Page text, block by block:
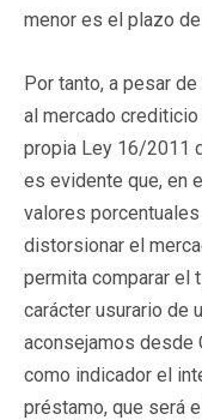
menor es el plazo
Por tanto, a pesar
al mercado crediticio
propia Ley 16/2011
es evidente que, en
valores
distorsionar el
permita comparar el
carácter usurario de
aconsejamos desde
como indicador el
préstamo, que será